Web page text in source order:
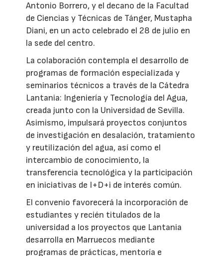
Antonio Borrero, y el decano de la Facultad
de Ciencias y Técnicas de Tánger, Mustapha
Diani, en un acto celebrado el 28 de julio en
la sede del centro.
La colaboración contempla el desarrollo de
programas de formación especializada y
seminarios técnicos a través de la Cátedra
Lantania: Ingeniería y Tecnología del Agua,
creada junto con la Universidad de Sevilla.
Asimismo, impulsará proyectos conjuntos
de investigación en desalación, tratamiento
y reutilización del agua, así como el
intercambio de conocimiento, la
transferencia tecnológica y la participación
en iniciativas de I+D+i de interés común.
El convenio favorecerá la incorporación de
estudiantes y recién titulados de la
universidad a los proyectos que Lantania
desarrolla en Marruecos mediante
programas de prácticas, mentoría e